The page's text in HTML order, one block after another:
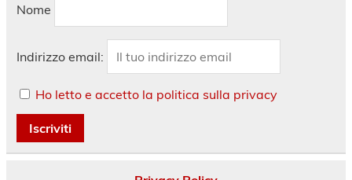
Nome
Indirizzo email:
Ho letto e accetto la politica sulla privacy